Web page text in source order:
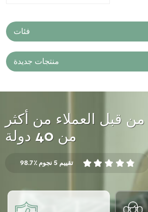
فئات
منتجات جديدة
قبل العملاء من أكثر
من 40 دولة
98.7٪ تقييم 5 نجوم